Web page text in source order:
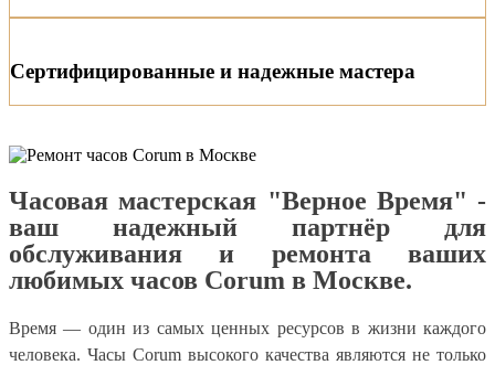
Сертифицированные и надежные мастера
Часовая мастерская "Верное Время" -
ваш надежный партнёр для
обслуживания и ремонта ваших
любимых часов Corum в Москве.
Время — один из самых ценных ресурсов в жизни каждого
человека. Часы Corum высокого качества являются не только